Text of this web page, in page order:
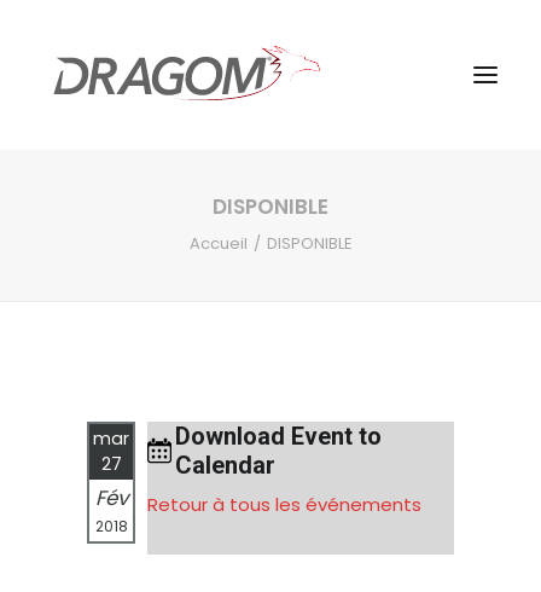
DISPONIBLE
Accueil DISPONIBLE
mar
27
Fév
2018
Download Event to
Calendar
Retour à tous les événements